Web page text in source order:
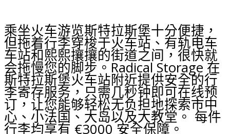
乘坐火车游览斯特拉斯堡十分便捷，
但拖着行李穿梭于火车站、有轨电车
车站和熙熙攘攘的街道之间，很快就
会拖慢您的脚步。Radical Storage 在
斯特拉斯堡火车站附近提供安全的行
李寄存服务，只需几秒钟即可在线预
订，让您能够轻松无负担地探索市中
心、小法国、大岛以及大教堂。 每件
行李均享有 €3000 安全保障。